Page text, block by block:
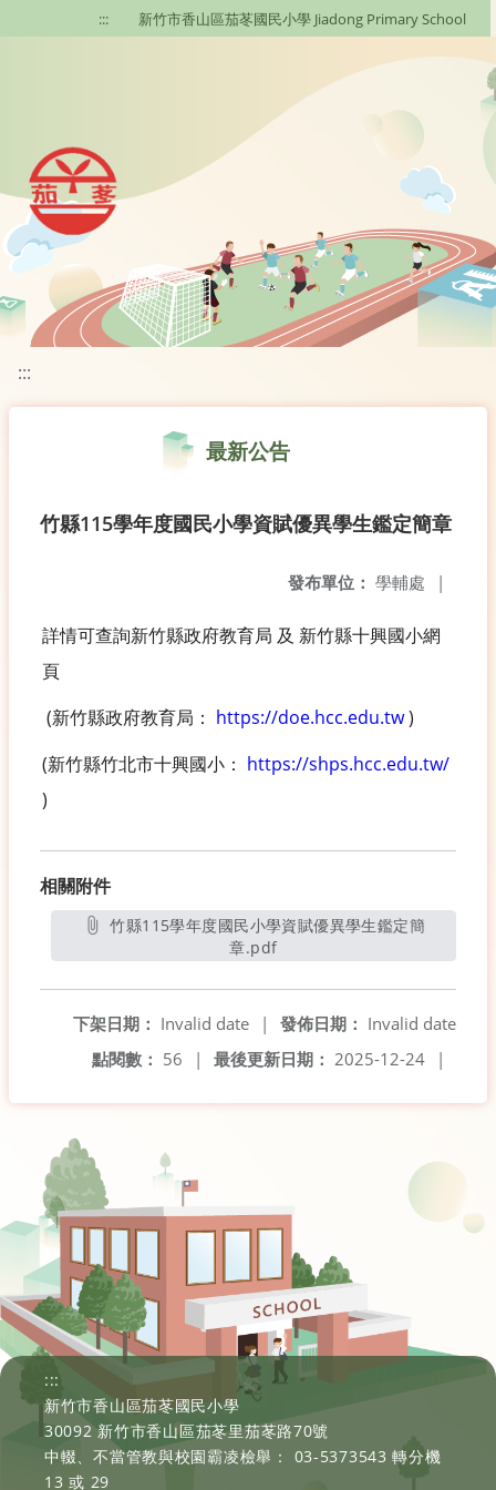
移至網頁之主要內容區位置
::: 新竹市香山區茄苳國民小學 Jiadong Primary School
:::
最新公告
竹縣115學年度國民小學資賦優異學生鑑定簡章
發布單位： 學輔處 |
詳情可查詢新竹縣政府教育局 及 新竹縣十興國小網
頁
(新竹縣政府教育局： https://doe.hcc.edu.tw)
(新竹縣竹北市十興國小： https://shps.hcc.edu.tw/
)
相關附件
竹縣115學年度國民小學資賦優異學生鑑定簡
章.pdf另開新視窗
發佈日期： Invalid date
下架日期： Invalid date
|
最後更新日期： 2025-12-24 |
點閱數： 56 |
:::
新竹市香山區茄苳國民小學
30092 新竹市香山區茄苳里茄苳路70號
中輟、不當管教與校園霸凌檢舉： 03-5373543 轉分機
13 或 29